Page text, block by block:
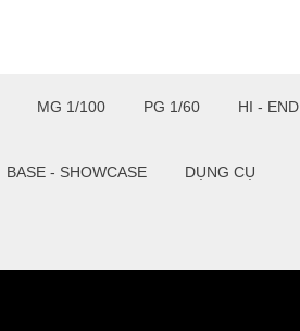
MG 1/100 PG 1/60 HI - END
BASE - SHOWCASE DỤNG CỤ